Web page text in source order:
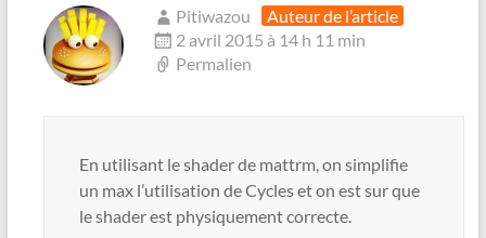
Pitiwazou
Auteur de l’article
2 avril 2015 à 14 h 11 min
Permalien
En utilisant le shader de mattrm, on simplifie
un max l’utilisation de Cycles et on est sur que
le shader est physiquement correcte.